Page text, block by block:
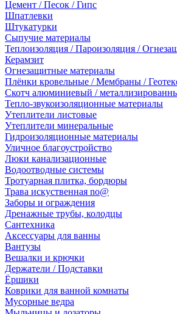
Цемент / Песок / Гипс
Шпатлевки
Штукатурки
Сыпучие материалы
Теплоизоляция / Пароизоляция /
Керамзит
Огнезащитные материалы
Плёнки кровельные / Мембраны /
Скотч алюминиевый /
Тепло-звукоизоляционные материалы
Утеплители листовые
Утеплители минеральные
Гидроизоляционные материалы
Уличное благоустройство
Люки канализационные
Водоотводные системы
Тротуарная плитка, бордюры
Трава искуственная no@
Заборы и ограждения
Дренажные трубы, колодцы
Сантехника
Аксессуары для ванны
Вантузы
Вешалки и крючки
Держатели / Подставки
Ёршики
Коврики для ванной комнаты
Мусорные ведра